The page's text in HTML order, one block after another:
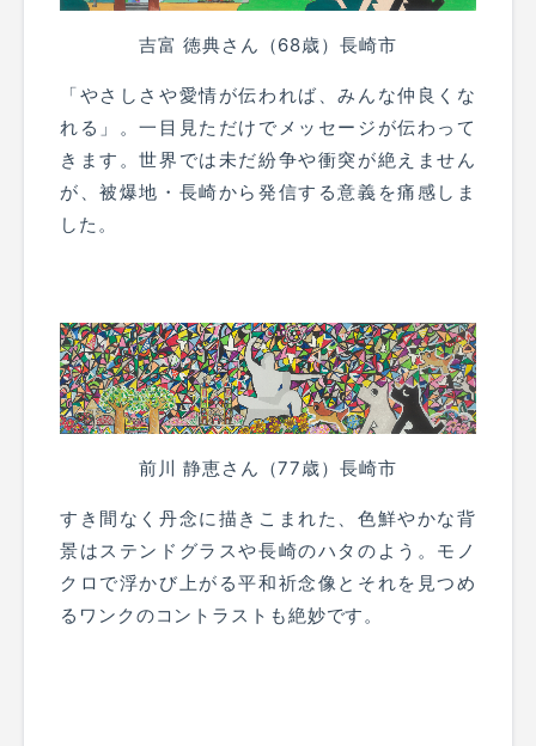
吉富 徳典さん（68歳）長崎市
「やさしさや愛情が伝われば、みんな仲良くな
れる」。一目見ただけでメッセージが伝わって
きます。世界では未だ紛争や衝突が絶えません
が、被爆地・長崎から発信する意義を痛感しま
した。
前川 静恵さん（77歳）長崎市
すき間なく丹念に描きこまれた、色鮮やかな背
景はステンドグラスや長崎のハタのよう。モノ
クロで浮かび上がる平和祈念像とそれを見つめ
るワンクのコントラストも絶妙です。